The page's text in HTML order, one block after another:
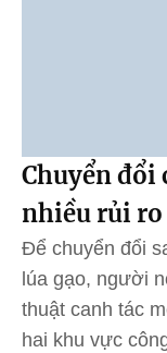
Chuyển đổi
nhiều rủi ro
Để chuyển đổi
lúa gạo, người
thuật canh tác
hai khu vực